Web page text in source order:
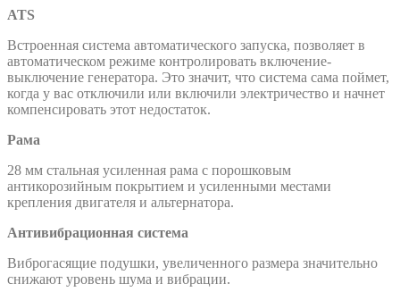
ATS
Встроенная система автоматического запуска, позволяет в
автоматическом режиме контролировать включение-
выключение генератора. Это значит, что система сама поймет,
когда у вас отключили или включили электричество и начнет
компенсировать этот недостаток.
Рама
28 мм стальная усиленная рама с порошковым
антикорозийным покрытием и усиленными местами
крепления двигателя и альтернатора.
Антивибрационная система
Виброгасящие подушки, увеличенного размера значительно
снижают уровень шума и вибрации.